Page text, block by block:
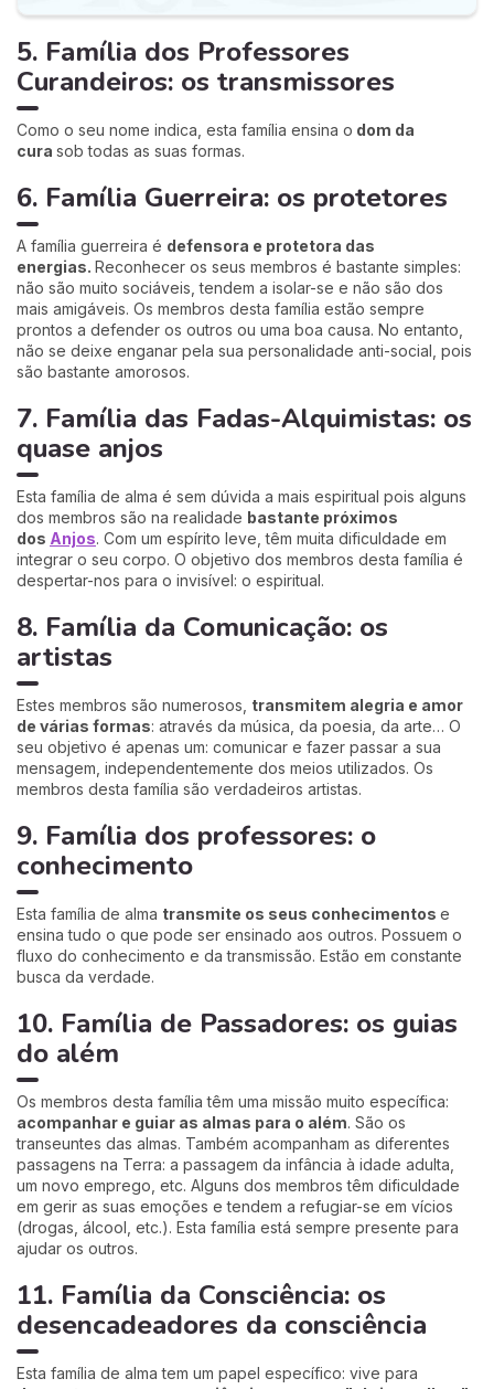
5. Família dos Professores
Curandeiros: os transmissores
Como o seu nome indica, esta família ensina o dom da
cura sob todas as suas formas.
6. Família Guerreira: os protetores
A família guerreira é defensora e protetora das
energias. Reconhecer os seus membros é bastante simples:
não são muito sociáveis, tendem a isolar-se e não são dos
mais amigáveis. Os membros desta família estão sempre
prontos a defender os outros ou uma boa causa. No entanto,
não se deixe enganar pela sua personalidade anti-social, pois
são bastante amorosos.
7. Família das Fadas-Alquimistas: os
quase anjos
Esta família de alma é sem dúvida a mais espiritual pois alguns
dos membros são na realidade bastante próximos
dos Anjos. Com um espírito leve, têm muita dificuldade em
integrar o seu corpo. O objetivo dos membros desta família é
despertar-nos para o invisível: o espiritual.
8. Família da Comunicação: os
artistas
Estes membros são numerosos, transmitem alegria e amor
de várias formas: através da música, da poesia, da arte… O
seu objetivo é apenas um: comunicar e fazer passar a sua
mensagem, independentemente dos meios utilizados. Os
membros desta família são verdadeiros artistas.
9. Família dos professores: o
conhecimento
Esta família de alma transmite os seus conhecimentos e
ensina tudo o que pode ser ensinado aos outros. Possuem o
fluxo do conhecimento e da transmissão. Estão em constante
busca da verdade.
10. Família de Passadores: os guias
do além
Os membros desta família têm uma missão muito específica:
acompanhar e guiar as almas para o além. São os
transeuntes das almas. Também acompanham as diferentes
passagens na Terra: a passagem da infância à idade adulta,
um novo emprego, etc. Alguns dos membros têm dificuldade
em gerir as suas emoções e tendem a refugiar-se em vícios
(drogas, álcool, etc.). Esta família está sempre presente para
ajudar os outros.
11. Família da Consciência: os
desencadeadores da consciência
Esta família de alma tem um papel específico: vive para